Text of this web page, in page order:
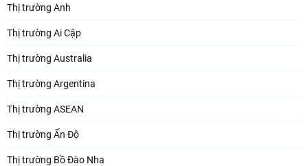
Thị trường Anh
Thị trường Ai Cập
Thị trường Australia
Thị trường Argentina
Thị trường ASEAN
Thị trường Ấn Độ
Thị trường Bồ Đào Nha